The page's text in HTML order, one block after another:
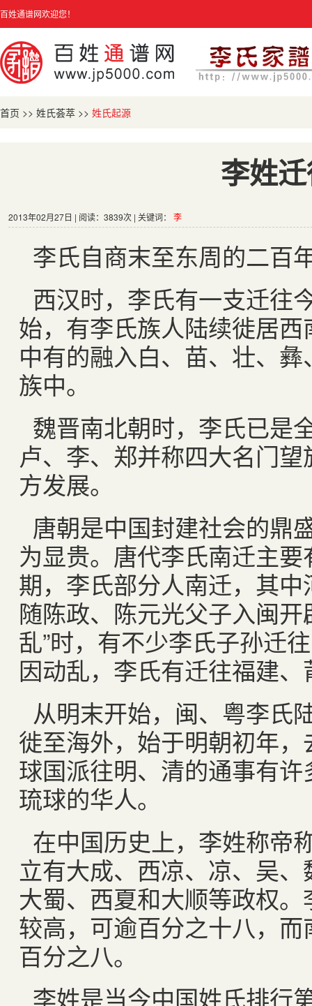
百姓通谱网欢迎您！
首页 >> 姓氏荟萃 >> 姓氏起源
李姓
2013年02月27日 | 阅读：3839次 | 关键词： 李
李氏自商末至东周的二百
西汉时，李氏有一支迁往
始，有李氏族人陆续徙居
中有的融入白、苗、壮、
族中。
魏晋南北朝时，李氏已是
卢、李、郑并称四大名门
方发展。
唐朝是中国封建社会的鼎
为显贵。唐代李氏南迁主
期，李氏部分人南迁，其
随陈政、陈元光父子入闽
乱”时，有不少李氏子孙迁
因动乱，李氏有迁往福建
从明末开始，闽、粤李氏
徙至海外，始于明朝初年
球国派往明、清的通事有
琉球的华人。
在中国历史上，李姓称帝
立有大成、西凉、凉、吴
大蜀、西夏和大顺等政权
较高，可逾百分之十八，
百分之八。
李姓是当今中国姓氏排行